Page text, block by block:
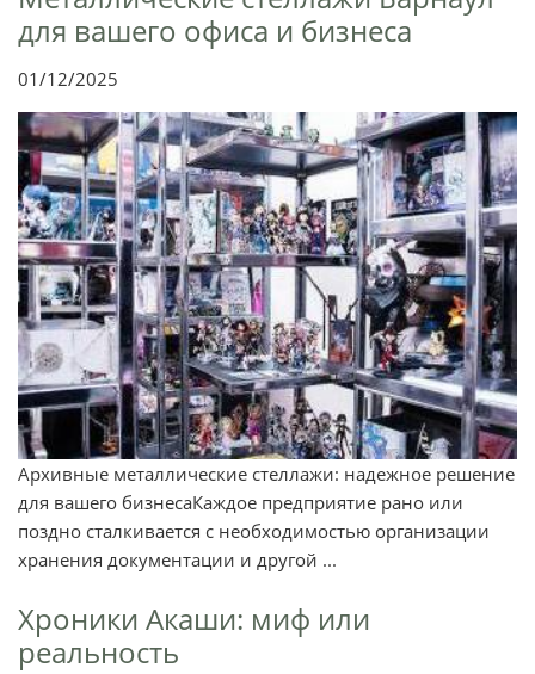
для вашего офиса и бизнеса
01/12/2025
Архивные металлические стеллажи: надежное решение
для вашего бизнесаКаждое предприятие рано или
поздно сталкивается с необходимостью организации
хранения документации и другой ...
Хроники Акаши: миф или
реальность